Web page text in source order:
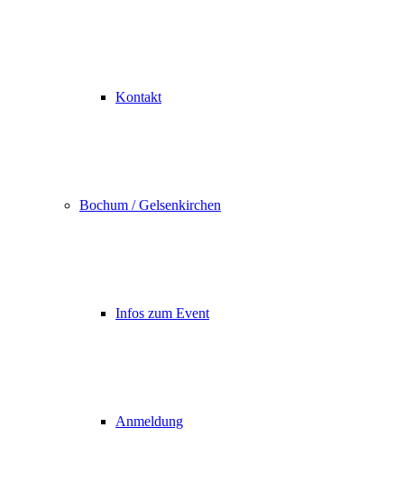
Kontakt
Bochum / Gelsenkirchen
Infos zum Event
Anmeldung